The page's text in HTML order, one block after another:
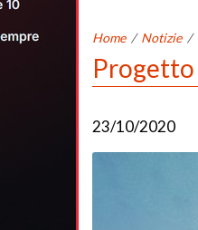
Home / Notizie /
Progetto
23/10/2020